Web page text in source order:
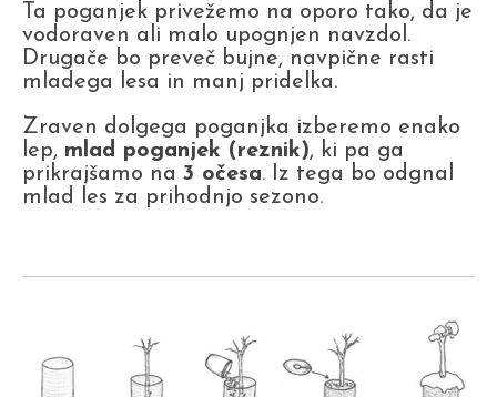
Ta poganjek privežemo na oporo tako, da je
vodoraven ali malo upognjen navzdol.
Drugače bo preveč bujne, navpične rasti
mladega lesa in manj pridelka.
Zraven dolgega poganjka izberemo enako
lep, mlad poganjek (reznik), ki pa ga
prikrajšamo na 3 očesa. Iz tega bo odgnal
mlad les za prihodnjo sezono.